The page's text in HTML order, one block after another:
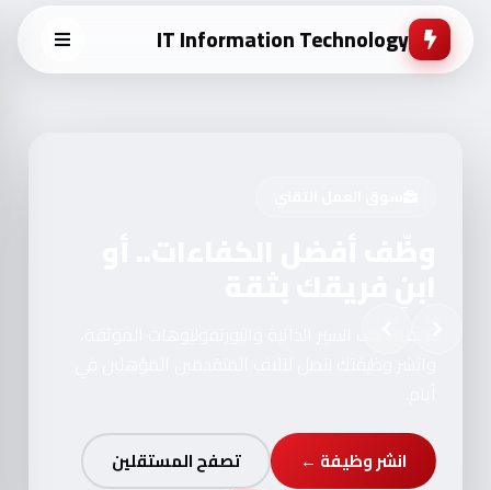
IT Information Technology
انشر وظيفة ← تصفح المستقلين